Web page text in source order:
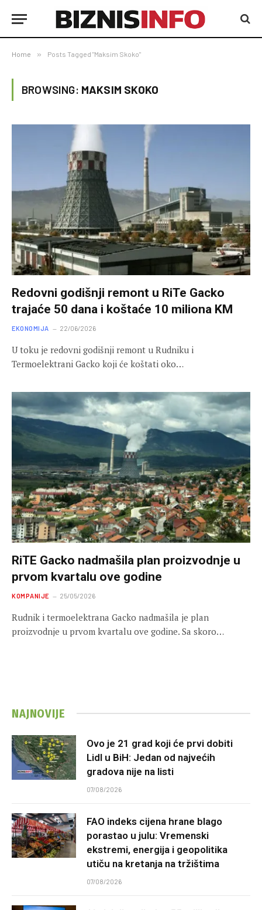
Home » Posts Tagged "Maksim Skoko"
BROWSING: MAKSIM SKOKO
Redovni godišnji remont u RiTe Gacko
trajaće 50 dana i koštaće 10 miliona KM
EKONOMIJA 22/06/2026
U toku je redovni godišnji remont u Rudniku i
Termoelektrani Gacko koji će koštati oko…
RiTE Gacko nadmašila plan proizvodnje u
prvom kvartalu ove godine
KOMPANIJE 25/05/2026
Rudnik i termoelektrana Gacko nadmašila je plan
proizvodnje u prvom kvartalu ove godine. Sa skoro…
NAJNOVIJE
Ovo je 21 grad koji će prvi dobiti
Lidl u BiH: Jedan od najvećih
gradova nije na listi
07/08/2026
FAO indeks cijena hrane blago
porastao u julu: Vremenski
ekstremi, energija i geopolitika
utiču na kretanja na tržištima
07/08/2026